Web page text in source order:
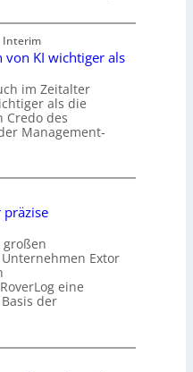
Interim
von KI wichtiger als
im Zeitalter
als die
Credo des
Management-
präzise
Extor
eine
der